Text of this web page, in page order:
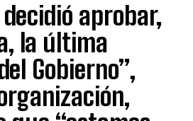
aprobar,
la última
Gobierno”,